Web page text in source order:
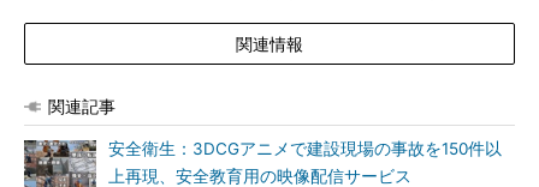
関連情報
関連記事
安全衛生：3DCGアニメで建設現場の事故を150件以
上再現、安全教育用の映像配信サービス